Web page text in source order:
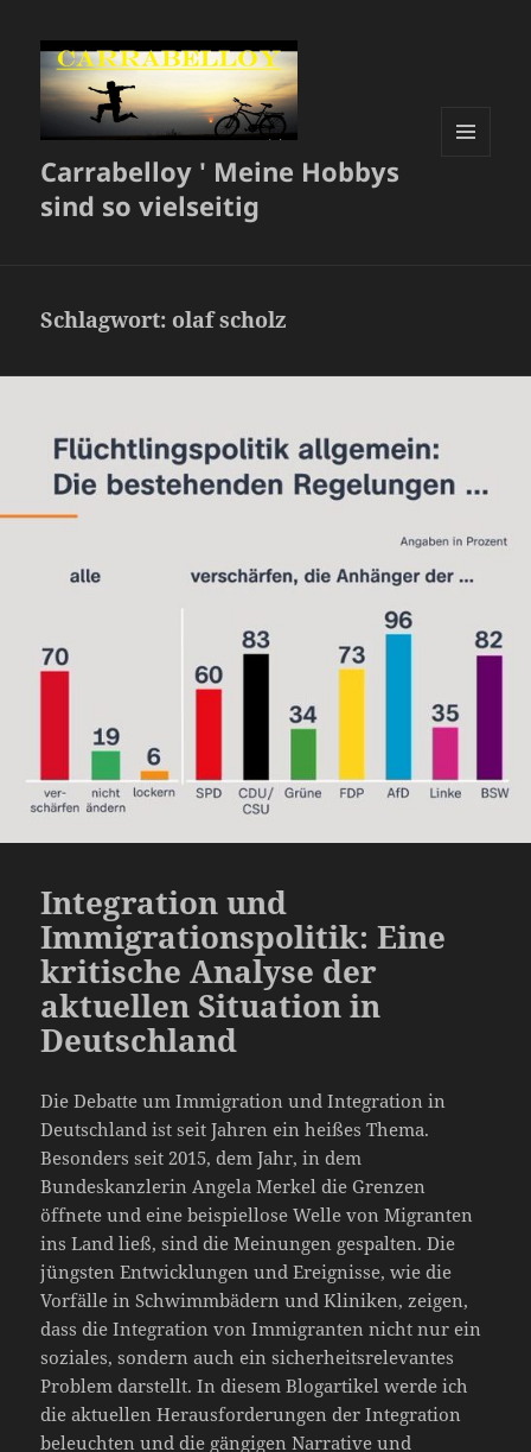
Carrabelloy ' Meine Hobbys
sind so vielseitig
Schlagwort: olaf scholz
Integration und
Immigrationspolitik: Eine
kritische Analyse der
aktuellen Situation in
Deutschland
Die Debatte um Immigration und Integration in
Deutschland ist seit Jahren ein heißes Thema.
Besonders seit 2015, dem Jahr, in dem
Bundeskanzlerin Angela Merkel die Grenzen
öffnete und eine beispiellose Welle von Migranten
ins Land ließ, sind die Meinungen gespalten. Die
jüngsten Entwicklungen und Ereignisse, wie die
Vorfälle in Schwimmbädern und Kliniken, zeigen,
dass die Integration von Immigranten nicht nur ein
soziales, sondern auch ein sicherheitsrelevantes
Problem darstellt. In diesem Blogartikel werde ich
die aktuellen Herausforderungen der Integration
beleuchten und die gängigen Narrative und